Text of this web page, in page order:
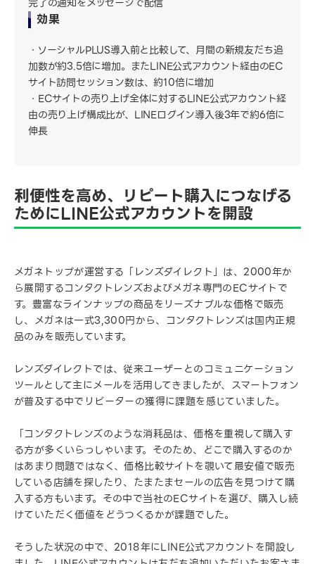
効果
ソーシャルPLUS導入前と比較して、月間の新規友だち追
加数が約3.5倍に増加。またLINE公式アカウント経由のEC
サイト訪問セッション数は、約10倍に増加
ECサイトの売り上げ全体に対するLINE公式アカウント経
由の売り上げ構成比が、LINEログイン導入後3年で約6倍に
伸長
利便性を高め、リピート購入につなげる
ためにLINE公式アカウントを開設
メガネトップが運営する「レンズダイレクト」は、2000年か
ら展開するコンタクトレンズおよびメガネ専門のECサイトで
す。豊富なラインナップの商品をリーズナブルな価格で販売
し、メガネは一式3,300円から、コンタクトレンズは国内正規
品のみを販売しています。
レンズダイレクトでは、従来ユーザーとのコミュニケーション
ツールとして主にメールを活用してきましたが、スマートフォン
が普及する中でリピーターの獲得に課題を感じていました。
「コンタクトレンズのような消耗品は、価格を重視して購入す
る方が多くいらっしゃいます。そのため、どこで購入するのか
はあまり問題ではなく、価格比較サイトを覗いて最安値で販売
している店舗を探したり、たまたまセールの広告を見つけて購
入する方もいます。その中で当社のECサイトを選び、購入し続
けていただく価値をどうつくるかが課題でした。
そうした状況の中で、2018年にLINE公式アカウントを開設し